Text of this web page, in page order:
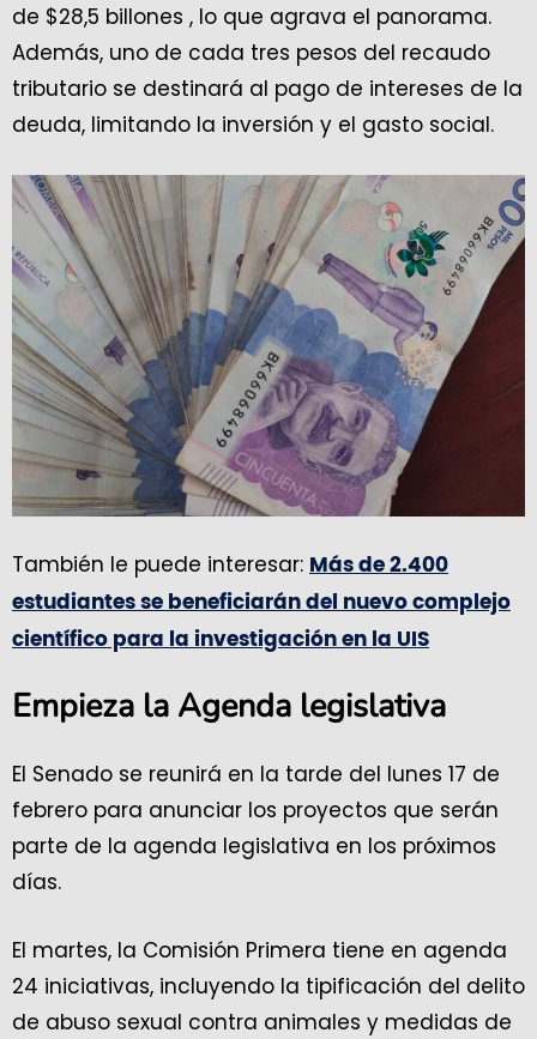
de $28,5 billones , lo que agrava el panorama.
Además, uno de cada tres pesos del recaudo
tributario se destinará al pago de intereses de la
deuda, limitando la inversión y el gasto social.
También le puede interesar: Más de 2.400
estudiantes se beneficiarán del nuevo complejo
científico para la investigación en la UIS
Empieza la Agenda legislativa
El Senado se reunirá en la tarde del lunes 17 de
febrero para anunciar los proyectos que serán
parte de la agenda legislativa en los próximos
días.
El martes, la Comisión Primera tiene en agenda
24 iniciativas, incluyendo la tipificación del delito
de abuso sexual contra animales y medidas de